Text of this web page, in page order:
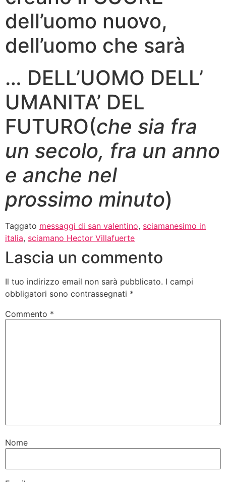
dell’uomo nuovo,
dell’uomo che sarà
… DELL’UOMO DELL’
UMANITA’ DEL
FUTURO(che sia fra
un secolo, fra un anno
e anche nel
prossimo minuto)
Taggato messaggi di san valentino, sciamanesimo in
italia, sciamano Hector Villafuerte
Lascia un commento
Il tuo indirizzo email non sarà pubblicato. I campi
obbligatori sono contrassegnati *
Commento *
Nome